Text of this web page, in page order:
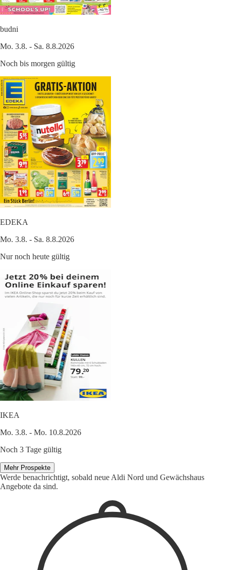
budni
Mo. 3.8. - Sa. 8.8.2026
Noch bis morgen gültig
EDEKA
Mo. 3.8. - Sa. 8.8.2026
Nur noch heute gültig
IKEA
Mo. 3.8. - Mo. 10.8.2026
Noch 3 Tage gültig
Mehr Prospekte
Werde benachrichtigt, sobald neue Aldi Nord und Gewächshaus
Angebote da sind.